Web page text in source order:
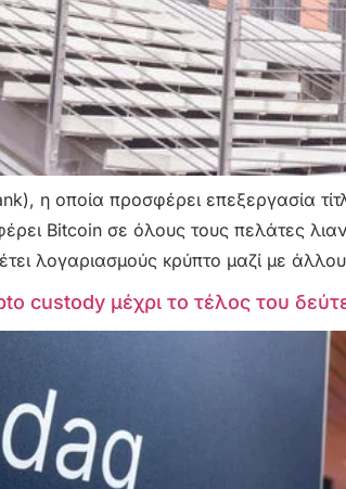
η οποία προσφέρει επεξεργασία
Bitcoin σε όλους τους πελάτες
λογαριασμούς κρύπτο μαζί με
custody μέχρι το τέλος του